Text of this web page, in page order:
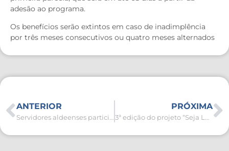
adesão ao programa.
Os benefícios serão extintos em caso de inadimplência
por três meses consecutivos ou quatro meses alternados
ANTERIOR
Servidores aldeenses participam do Fórum de Cidades Digitais e Inteligentes
PRÓXIMA
3ª edição do projeto “Seja Legal” acontece neste sábado (24) na Serra de Sapiatiba